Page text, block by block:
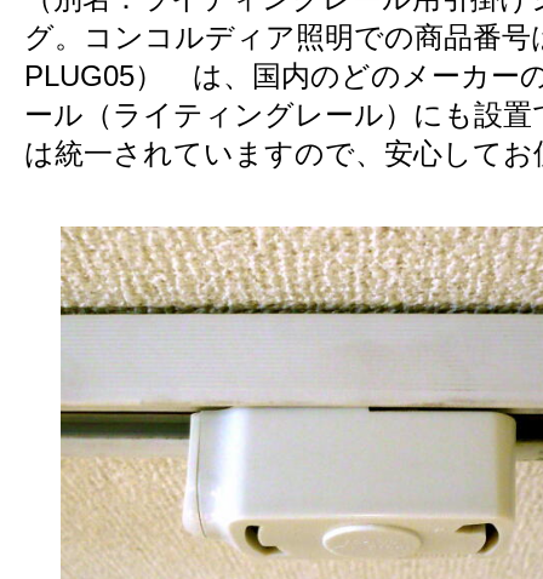
グ。コンコルディア照明での商品番
PLUG05） は、国内のどのメーカー
ール（ライティングレール）にも設置
は統一されていますので、安心して